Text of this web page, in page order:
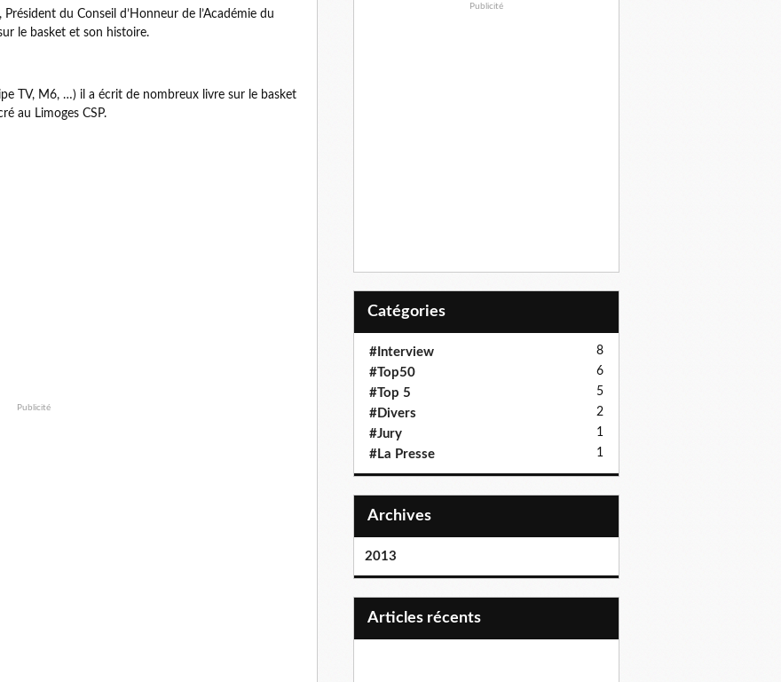
du Conseil d’Honneur de l’Académie du
le basket et son histoire.
TV, M6, …) il a écrit de nombreux livre sur le basket
au Limoges CSP.
Publicité
Publicité
Catégories
#Interview 8
#Top50 6
#Top 5 5
#Divers 2
#Jury 1
#La Presse 1
Archives
2013
articles récents